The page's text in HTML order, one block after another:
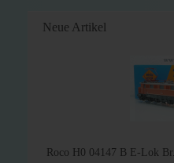
Neue Artikel
Roco H0 04147 B E-Lok